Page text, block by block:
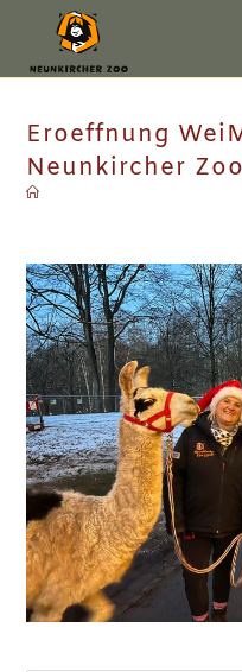
Eroeffnung
Neunkircher Zoo